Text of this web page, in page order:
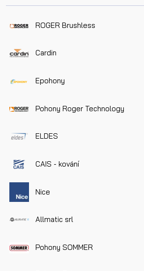
ROGER Brushless
Cardin
Epohony
Pohony Roger Technology
ELDES
CAIS - kování
Nice
Allmatic srl
Pohony SOMMER